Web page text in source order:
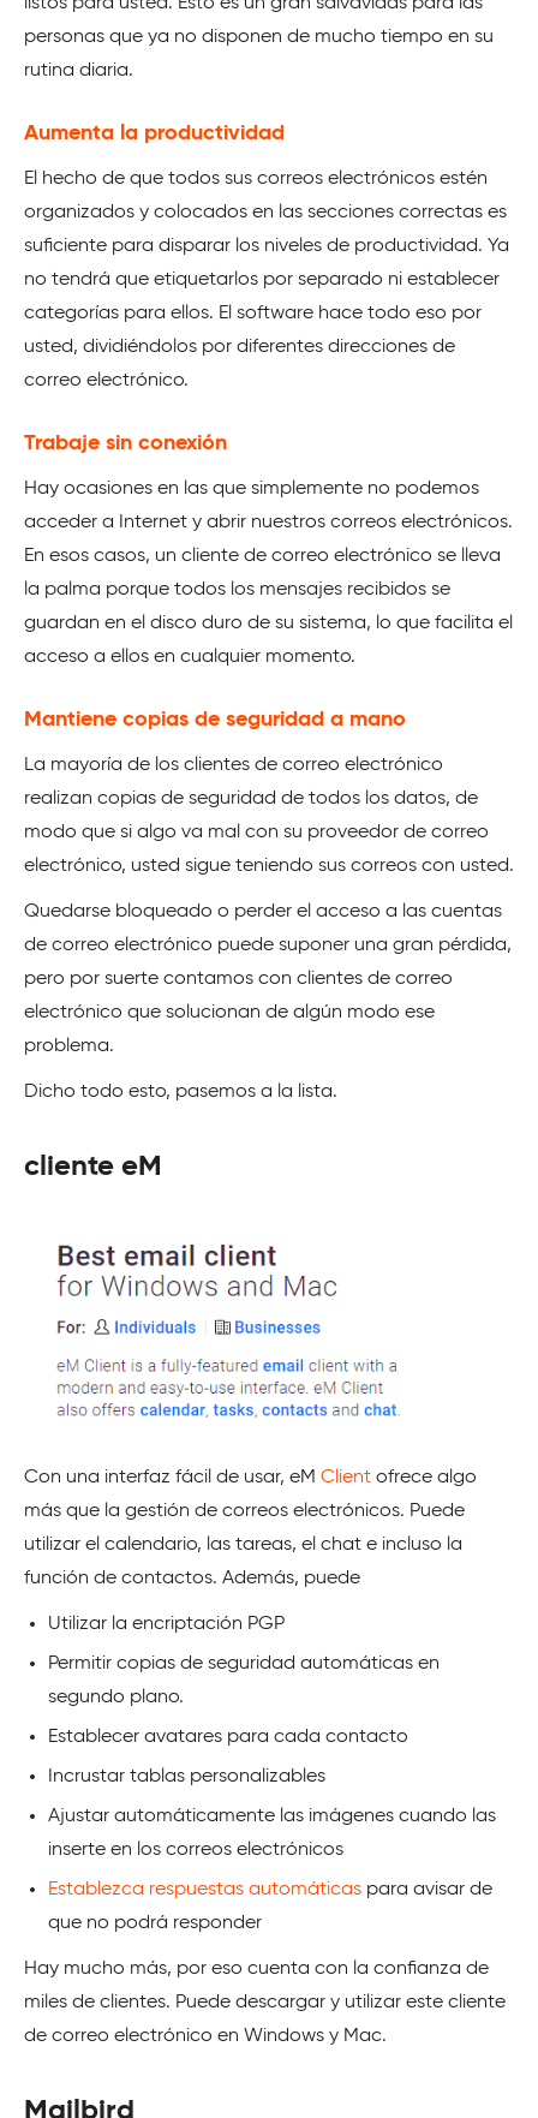
personas que ya no disponen de mucho tiempo en su
rutina diaria.
Aumenta la productividad
El hecho de que todos sus correos electrónicos estén
organizados y colocados en las secciones correctas es
suficiente para disparar los niveles de productividad. Ya
no tendrá que etiquetarlos por separado ni establecer
categorías para ellos. El software hace todo eso por
usted, dividiéndolos por diferentes direcciones de
correo electrónico.
Trabaje sin conexión
Hay ocasiones en las que simplemente no podemos
acceder a Internet y abrir nuestros correos electrónicos.
En esos casos, un cliente de correo electrónico se lleva
la palma porque todos los mensajes recibidos se
guardan en el disco duro de su sistema, lo que facilita el
acceso a ellos en cualquier momento.
Mantiene copias de seguridad a mano
La mayoría de los clientes de correo electrónico
realizan copias de seguridad de todos los datos, de
modo que si algo va mal con su proveedor de correo
electrónico, usted sigue teniendo sus correos con usted.
Quedarse bloqueado o perder el acceso a las cuentas
de correo electrónico puede suponer una gran pérdida,
pero por suerte contamos con clientes de correo
electrónico que solucionan de algún modo ese
problema.
Dicho todo esto, pasemos a la lista.
cliente eM
Con una interfaz fácil de usar, eM Client ofrece algo
más que la gestión de correos electrónicos. Puede
utilizar el calendario, las tareas, el chat e incluso la
función de contactos. Además, puede
Utilizar la encriptación PGP
Permitir copias de seguridad automáticas en
segundo plano.
Establecer avatares para cada contacto
Incrustar tablas personalizables
Ajustar automáticamente las imágenes cuando las
inserte en los correos electrónicos
Establezca respuestas automáticas para avisar de
que no podrá responder
Hay mucho más, por eso cuenta con la confianza de
miles de clientes. Puede descargar y utilizar este cliente
de correo electrónico en Windows y Mac.
Mailbird